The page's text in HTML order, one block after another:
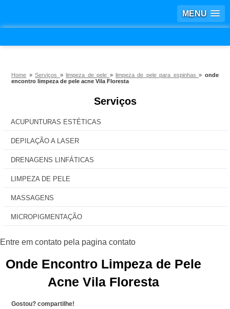
MENU
Home »Serviços »limpeza de pele » limpeza de pele para espinhas» onde
encontro limpeza de pele acne Vila Floresta
Serviços
ACUPUNTURAS ESTÉTICAS
DEPILAÇÃO A LASER
DRENAGENS LINFÁTICAS
LIMPEZA DE PELE
MASSAGENS
MICROPIGMENTAÇÃO
Onde Encontro Limpeza de Pele
Acne Vila Floresta
Gostou? compartilhe!